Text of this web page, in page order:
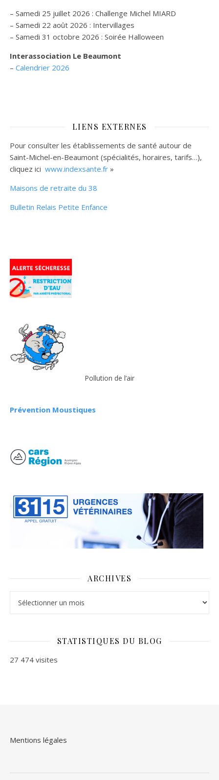
– Samedi 25 juillet 2026 : Challenge Michel MIARD
– Samedi 22 août 2026 : Intervillages
– Samedi 31 octobre 2026 : Soirée Halloween
Interassociation Le Beaumont
– Calendrier 2026
LIENS EXTERNES
Pour consulter les établissements de santé autour de
Saint-Michel-en-Beaumont (spécialités, horaires, tarifs…),
cliquez ici www.indexsante.fr »
Maisons de retraite du 38
Bulletin Relais Petite Enfance
Pollution de l’air
Prévention Moustiques
ARCHIVES
STATISTIQUES DU BLOG
27 474 visites
Mentions légales